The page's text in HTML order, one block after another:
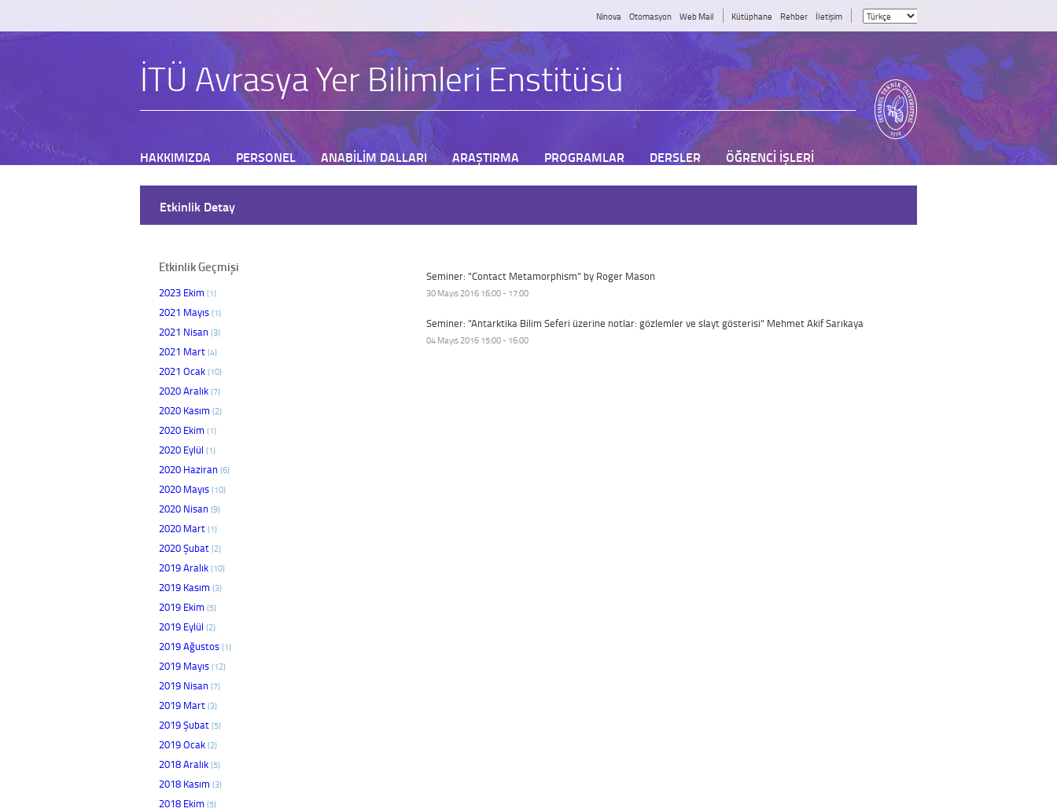
Ninova Otomasyon Web Mail Kütüphane Rehber İletişim
İTÜ Avrasya Yer Bilimleri Enstitüsü
HAKKIMIZDA PERSONEL ANABİLİM DALLARI ARAŞTIRMA PROGRAMLAR DERSLER
ÖĞRENCİ İŞLERİ
Etkinlik Detay
Etkinlik Geçmişi
2023 Ekim (1)
2021 Mayıs (1)
2021 Nisan (3)
2021 Mart (4)
2021 Ocak (10)
2020 Aralık (7)
2020 Kasım (2)
2020 Ekim (1)
2020 Eylül (1)
2020 Haziran (6)
2020 Mayıs (10)
2020 Nisan (9)
2020 Mart (1)
2020 Şubat (2)
2019 Aralık (10)
2019 Kasım (3)
2019 Ekim (5)
2019 Eylül (2)
2019 Ağustos (1)
2019 Mayıs (12)
2019 Nisan (7)
2019 Mart (3)
2019 Şubat (5)
2019 Ocak (2)
2018 Aralık (5)
2018 Kasım (3)
2018 Ekim (5)
Seminer: "Contact Metamorphism" by Roger Mason
30 Mayıs 2016 16:00 - 17:00
Seminer: "Antarktika Bilim Seferi üzerine notlar: gözlemler ve slayt gösterisi" Mehmet Akif Sarıkaya
04 Mayıs 2016 15:00 - 16:00